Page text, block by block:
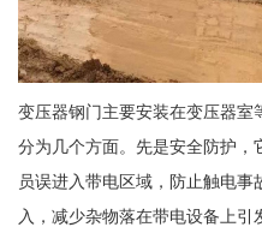
变压器钢门主要安装在变压器室
分为几个方面。先是安全防护，
员误进入带电区域，防止触电
入，减少杂物落在带电设备上